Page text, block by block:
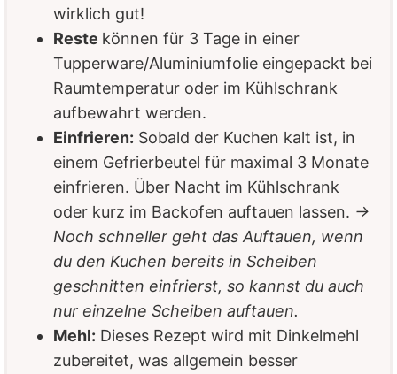
wirklich gut!
Reste können für 3 Tage in einer
Tupperware/Aluminiumfolie eingepackt bei
Raumtemperatur oder im Kühlschrank
aufbewahrt werden.
Einfrieren: Sobald der Kuchen kalt ist, in
einem Gefrierbeutel für maximal 3 Monate
einfrieren. Über Nacht im Kühlschrank
oder kurz im Backofen auftauen lassen. →
Noch schneller geht das Auftauen, wenn
du den Kuchen bereits in Scheiben
geschnitten einfrierst, so kannst du auch
nur einzelne Scheiben auftauen.
Mehl: Dieses Rezept wird mit Dinkelmehl
zubereitet, was allgemein besser